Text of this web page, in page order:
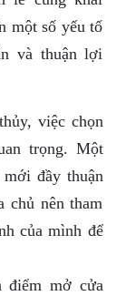
một số yếu tố
và thuận lợi
việc chọn
trọng. Một
đầy thuận
nên tham
của mình để
điểm mở cửa